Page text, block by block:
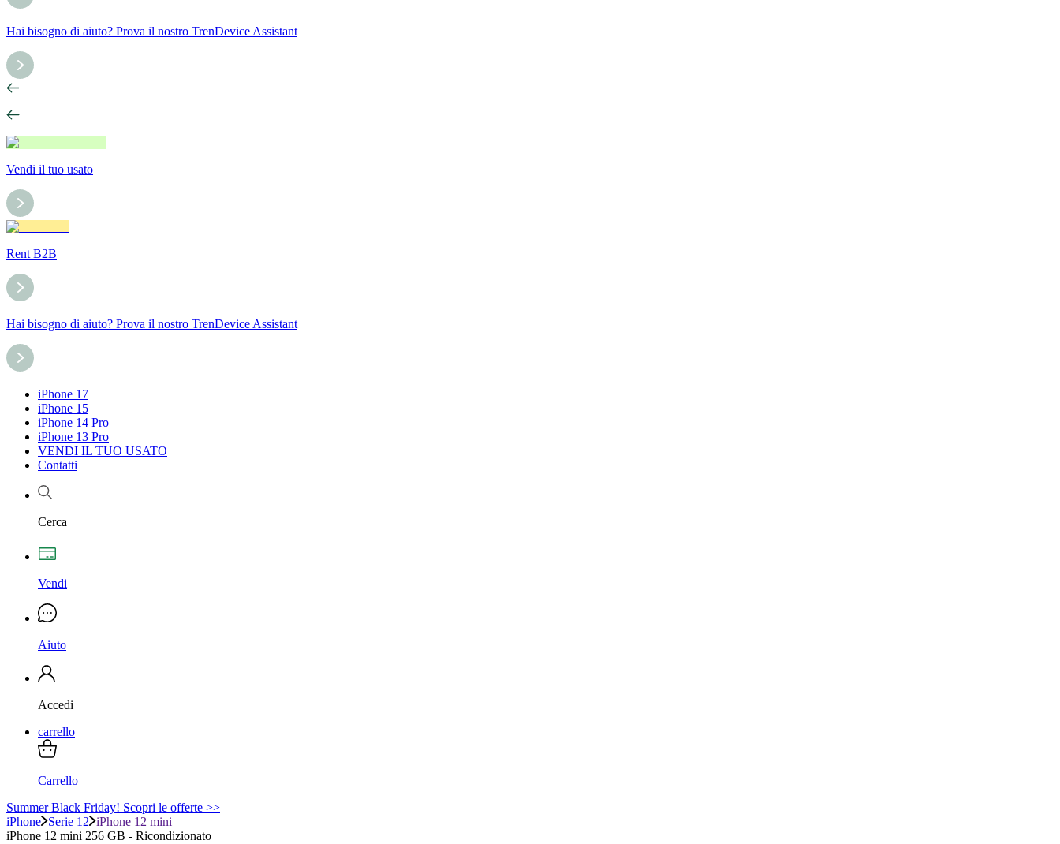
Hai bisogno di aiuto? Prova il nostro TrenDevice Assistant
Vendi il tuo usato
Rent B2B
Hai bisogno di aiuto? Prova il nostro TrenDevice Assistant
iPhone 17
iPhone 15
iPhone 14 Pro
iPhone 13 Pro
VENDI IL TUO USATO
Contatti
Cerca
Vendi
Aiuto
Accedi
carrello
Carrello
Summer Black Friday! Scopri le offerte >>
iPhone Serie 12 iPhone 12 mini
iPhone 12 mini 256 GB - Ricondizionato